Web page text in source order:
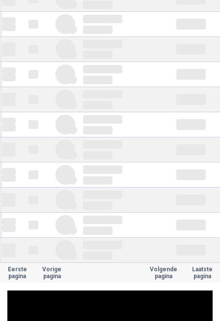
Eerste
pagina
Vorige
pagina
Volgende
pagina
Laatste
pagina